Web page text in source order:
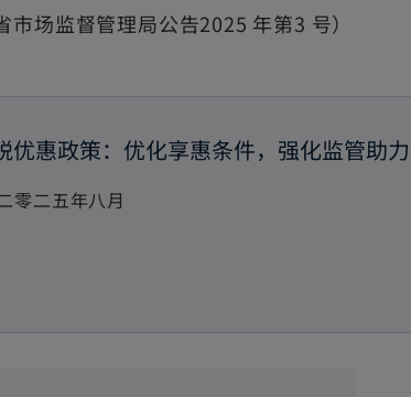
场监督管理局公告2025 年第3 号）
优惠政策：优化享惠条件，强化监管助
零二五年八月